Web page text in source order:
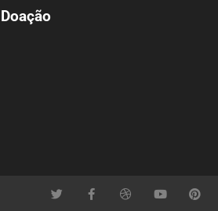
Doação